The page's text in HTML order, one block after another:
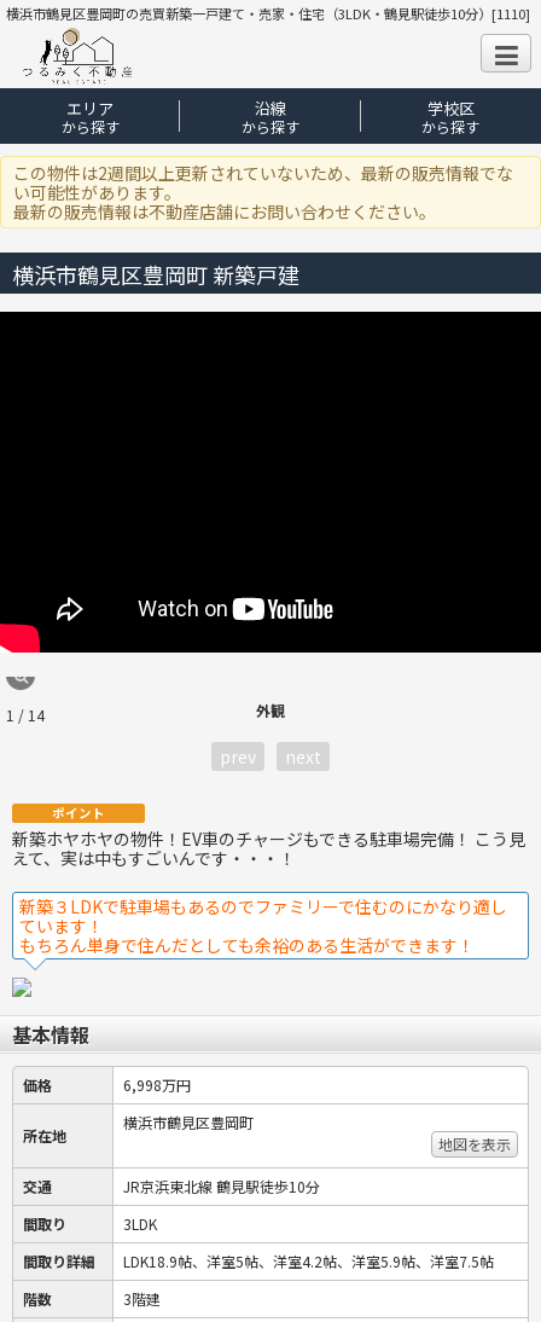
横浜市鶴見区豊岡町の売買新築一戸建て・売家・住宅（3LDK・鶴見駅徒歩10分）[1110]
エリア
から探す
沿線
から探す
学校区
から探す
この物件は2週間以上更新されていないため、最新の販売情報でな
い可能性があります。
最新の販売情報は不動産店舗にお問い合わせください。
横浜市鶴見区豊岡町 新築戸建
外観
1 / 14
prev next
ポイント
新築ホヤホヤの物件！EV車のチャージもできる駐車場完備！ こう見
えて、実は中もすごいんです・・・！
新築３LDKで駐車場もあるのでファミリーで住むのにかなり適し
ています！
もちろん単身で住んだとしても余裕のある生活ができます！
基本情報
価格 6,998万円
所在地
横浜市鶴見区豊岡町
地図を表示
交通
JR京浜東北線 鶴見駅徒歩10分
間取り
3LDK
間取り詳細
LDK18.9帖、洋室5帖、洋室4.2帖、洋室5.9帖、洋室7.5帖
階数
3階建